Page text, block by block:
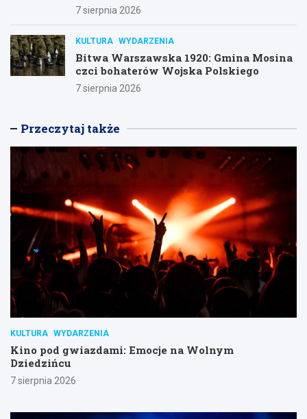
7 sierpnia 2026
KULTURA WYDARZENIA
Bitwa Warszawska 1920: Gmina Mosina
czci bohaterów Wojska Polskiego
7 sierpnia 2026
Przeczytaj także
KULTURA WYDARZENIA
Kino pod gwiazdami: Emocje na Wolnym
Dziedzińcu
7 sierpnia 2026